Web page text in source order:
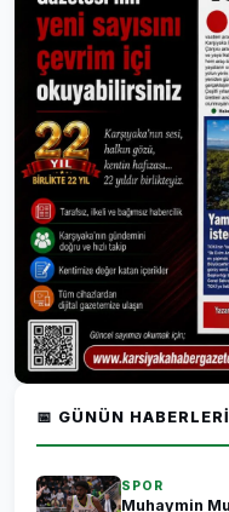
📅 GÜNÜN HABERLERI
SPOR
Muhaymin